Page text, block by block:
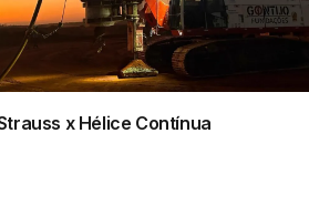
x Hélice Contínua